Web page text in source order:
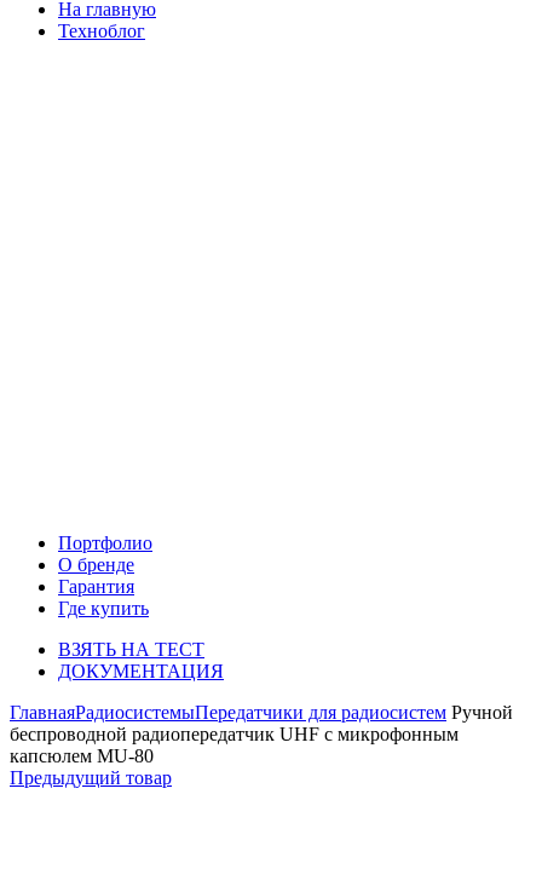
На главную
Техноблог
Портфолио
О бренде
Гарантия
Где купить
ВЗЯТЬ НА ТЕСТ
ДОКУМЕНТАЦИЯ
ГлавнаяРадиосистемыПередатчики для радиосистем Ручной
беспроводной радиопередатчик UHF с микрофонным
капсюлем MU-80
Предыдущий товар